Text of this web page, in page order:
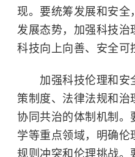
现。要统筹发展和安全
发展态势，加强科技治
科技向上向善、安全可
加强科技伦理和安
策制度、法律法规和治
协同共治的体制机制。
学等重点领域，明确伦
规则冲突和伦理挑战。